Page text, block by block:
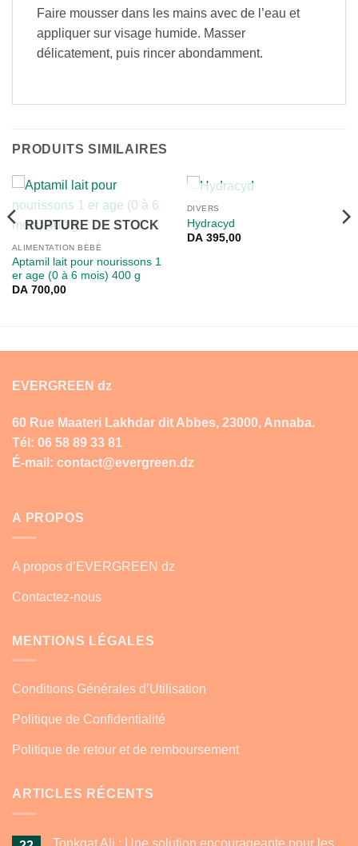
Faire mousser dans les mains avec de l’eau et
appliquer sur visage humide. Masser
délicatement, puis rincer abondamment.
PRODUITS SIMILAIRES
RUPTURE DE STOCK
ALIMENTATION BÉBÉ
Aptamil lait pour nourissons 1
er age (0 à 6 mois) 400 g
DA700,00
RUPTURE DE STOCK
DIVERS
Hydracyd
DA395,00
EVERGREEN dz
60 Rue Maateri Lakhdar dit Abbes, 23000, Annaba.
Tél: 06 58 89 33 81
É-mail: contact@evergreen.dz
A PROPOS
A propos d’EVERGREEN dz
Contactez-nous
MENTIONS LÉGALES
Conditions Générales d’Utilisation
Politique de Confidentialité
Politique de retour et de remboursement
ARTICLES RÉCENTS
Tonkgat Ali : Une solution encourageante pour les